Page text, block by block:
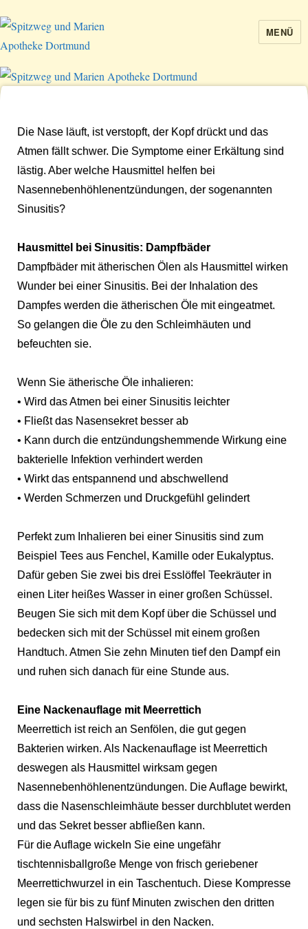
Spitzweg und Marien Apotheke
Dortmund
MENÜ
Die Nase läuft, ist verstopft, der Kopf drückt und das
Atmen fällt schwer. Die Symptome einer Erkältung sind
lästig. Aber welche Hausmittel helfen bei
Nasennebenhöhlenentzündungen, der sogenannten
Sinusitis?
Hausmittel bei Sinusitis: Dampfbäder
Dampfbäder mit ätherischen Ölen als Hausmittel wirken
Wunder bei einer Sinusitis. Bei der Inhalation des
Dampfes werden die ätherischen Öle mit eingeatmet.
So gelangen die Öle zu den Schleimhäuten und
befeuchten sie.
Wenn Sie ätherische Öle inhalieren:
• Wird das Atmen bei einer Sinusitis leichter
• Fließt das Nasensekret besser ab
• Kann durch die entzündungshemmende Wirkung eine
bakterielle Infektion verhindert werden
• Wirkt das entspannend und abschwellend
• Werden Schmerzen und Druckgefühl gelindert
Perfekt zum Inhalieren bei einer Sinusitis sind zum
Beispiel Tees aus Fenchel, Kamille oder Eukalyptus.
Dafür geben Sie zwei bis drei Esslöffel Teekräuter in
einen Liter heißes Wasser in einer großen Schüssel.
Beugen Sie sich mit dem Kopf über die Schüssel und
bedecken sich mit der Schüssel mit einem großen
Handtuch. Atmen Sie zehn Minuten tief den Dampf ein
und ruhen sich danach für eine Stunde aus.
Eine Nackenauflage mit Meerrettich
Meerrettich ist reich an Senfölen, die gut gegen
Bakterien wirken. Als Nackenauflage ist Meerrettich
deswegen als Hausmittel wirksam gegen
Nasennebenhöhlenentzündungen. Die Auflage bewirkt,
dass die Nasenschleimhäute besser durchblutet werden
und das Sekret besser abfließen kann.
Für die Auflage wickeln Sie eine ungefähr
tischtennisballgroße Menge von frisch geriebener
Meerrettichwurzel in ein Taschentuch. Diese Kompresse
legen sie für bis zu fünf Minuten zwischen den dritten
und sechsten Halswirbel in den Nacken.